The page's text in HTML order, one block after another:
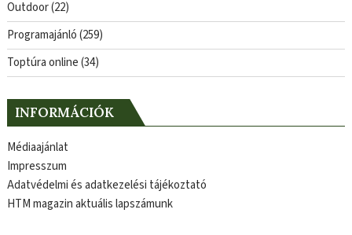
Outdoor(22)
Programajánló(259)
Toptúra online(34)
INFORMÁCIÓK
Médiaajánlat
Impresszum
Adatvédelmi és adatkezelési tájékoztató
HTM magazin aktuális lapszámunk